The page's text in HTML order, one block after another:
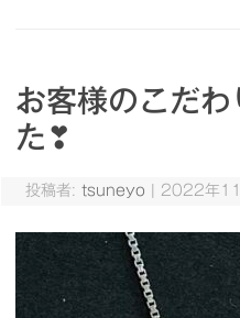
お客様のこだ
た❣
投稿者: tsuneyo 2022年